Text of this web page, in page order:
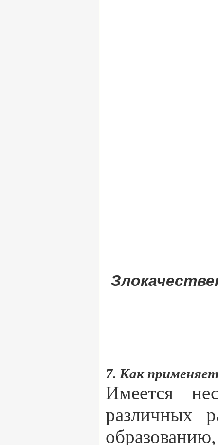
7. Как
Имеется
различных